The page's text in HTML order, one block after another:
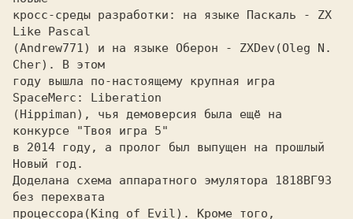
кросс-среды разработки: на языке Паскаль - ZX
Like Pascal
(Andrew771) и на языке Оберон - ZXDev (Oleg N.
году вышла по-настоящему крупная игра
SpaceMerc: Liberation
(Hippiman), чья демоверсия была ещё на
конкурсе "Твоя игра 5"
в 2014 году, а пролог был выпущен на прошлый
Новый год.
Доделана схема аппаратного эмулятора 1818ВГ93
без перехвата
процессора (King of Evil). Кроме того,